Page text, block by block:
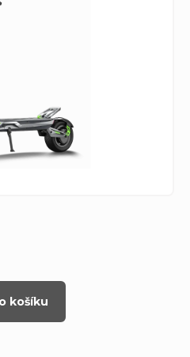
košíku